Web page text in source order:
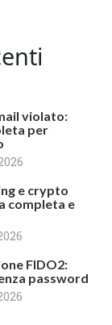
violato:
per
e crypto
completa e
FIDO2:
password